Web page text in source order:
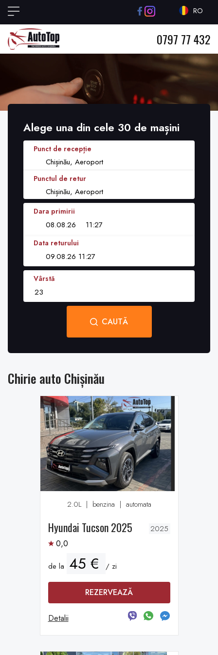
RO
0797 77 432
Alege una din cele 30 de mașini
Punct de recepție
Chișinău, Aeroport
Punctul de retur
Chișinău, Aeroport
Dara primirii
Data returului
Vârstă
CAUTĂ
Chirie auto Chișinău
2.0L | benzina | automata
Hyundai Tucson 2025 2025
0,0
de la 45 € / zi
REZERVEAZĂ
Detalii